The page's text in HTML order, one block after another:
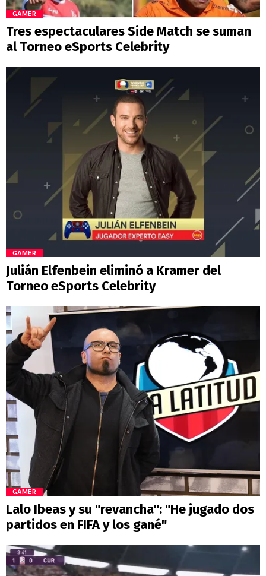
GAMER
Tres espectaculares Side Match se suman
al Torneo eSports Celebrity
GAMER
Julián Elfenbein eliminó a Kramer del
Torneo eSports Celebrity
GAMER
Lalo Ibeas y su "revancha": "He jugado dos
partidos en FIFA y los gané"